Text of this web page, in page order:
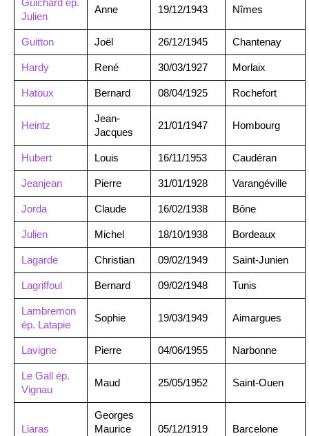
Guichard ép.
Julien
Anne 19/12/1943 Nîmes
Guitton Joël 26/12/1945 Chantenay
Hardy René 30/03/1927 Morlaix
Hatoux Bernard 08/04/1925 Rochefort
Heintz
Jean-
Jacques
21/01/1947 Hombourg
Hubert Louis 16/11/1953 Caudéran
Jeanjean Pierre 31/01/1928 Varangéville
Jorda Claude 16/02/1938 Bône
Julien Michel 18/10/1938 Bordeaux
Lagarde Christian 09/02/1949 Saint-Junien
Lagriffoul Bernard 09/02/1948 Tunis
Lambremon
ép. Latapie
Sophie 19/03/1949 Aimargues
Lavigne Pierre 04/06/1955 Narbonne
Le Gall ép.
Vignau
Maud 25/05/1952 Saint-Ouen
Liaras
Georges
Maurice
05/12/1919 Barcelone